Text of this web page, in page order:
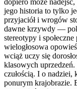
jego historia to tylko
przyjaciół i wrogów
dawne krzywdy —
stereotypy i
wielogłosowa
wciąż uczy się
klasowych
czułością. I o
ponurym krajobrazie.